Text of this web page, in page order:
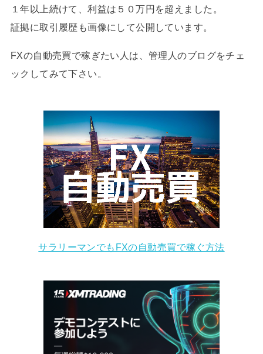
１年以上続けて、利益は５０万円を超えました。
証拠に取引履歴も画像にして公開しています。
FXの自動売買で稼ぎたい人は、管理人のブログをチェ
ックしてみて下さい。
サラリーマンでもFXの自動売買で稼ぐ方法